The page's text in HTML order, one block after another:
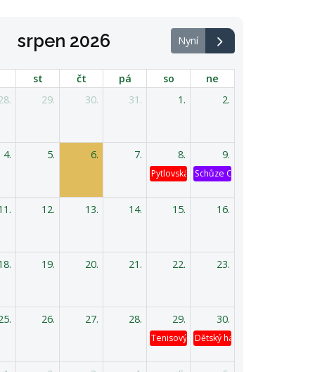
srpen 2026 Nyní
st čt pá so
ne
29. 30. 31. 1. 2.
4. 5. 6. 7. 8.
Pytlovská káď
9.
Schůze OV
12. 13. 14. 15. 16.
19. 20. 21. 22. 23.
26. 27. 28. 29.
Tenisový turnaj
30.
Dětský hasičský výlet